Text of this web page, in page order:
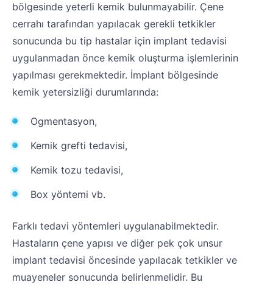
bölgesinde yeterli kemik bulunmayabilir. Çene
cerrahı tarafından yapılacak gerekli tetkikler
sonucunda bu tip hastalar için implant tedavisi
uygulanmadan önce kemik oluşturma işlemlerinin
yapılması gerekmektedir. İmplant bölgesinde
kemik yetersizliği durumlarında:
Ogmentasyon,
Kemik grefti tedavisi,
Kemik tozu tedavisi,
Box yöntemi vb.
Farklı tedavi yöntemleri uygulanabilmektedir.
Hastaların çene yapısı ve diğer pek çok unsur
implant tedavisi öncesinde yapılacak tetkikler ve
muayeneler sonucunda belirlenmelidir. Bu